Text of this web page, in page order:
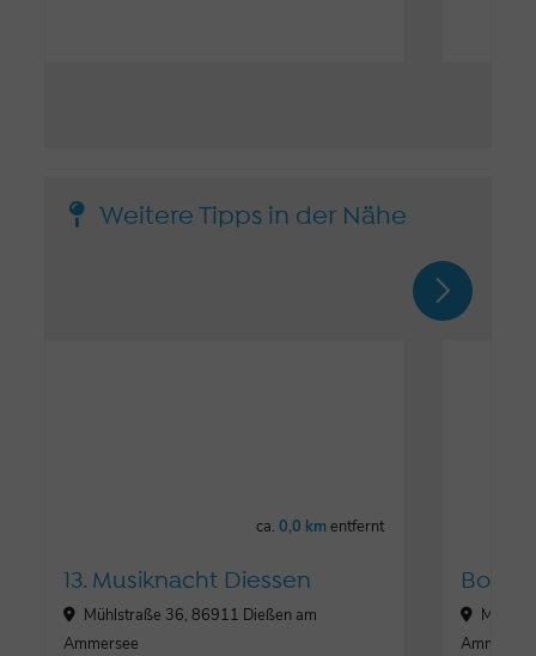
Weitere Tipps in der Nähe
ca.0,0 kmentfernt
13. Musiknacht Diessen
Mühlstraße 36, 86911 Dießen am
Ammersee
Ammersee